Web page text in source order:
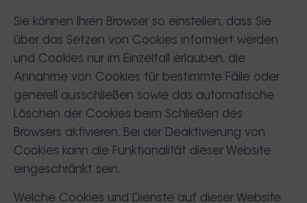
Sie können Ihren Browser so einstellen, dass Sie
über das Setzen von Cookies informiert werden
und Cookies nur im Einzelfall erlauben, die
Annahme von Cookies für bestimmte Fälle oder
generell ausschließen sowie das automatische
Löschen der Cookies beim Schließen des
Browsers aktivieren. Bei der Deaktivierung von
Cookies kann die Funktionalität dieser Website
eingeschränkt sein.
Welche Cookies und Dienste auf dieser Website